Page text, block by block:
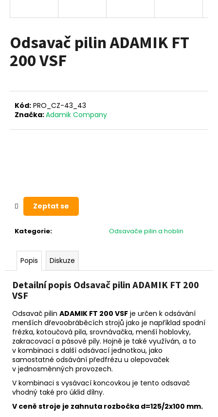
Odsavač pilin ADAMIK FT
200 VSF
Kód: PRO_CZ-43_43
Značka:Adamik Company
Kategorie: Odsavače pilin a hoblin
Zeptat se
Popis Diskuze
Detailní popis Odsavač pilin ADAMIK FT 200
VSF
Odsavač pilin ADAMIK FT 200 VSF je určen k odsávání
menších dřevoobráběcích strojů jako je například spodní
frézka, kotoučová pila, srovnávačka, menší hoblovky,
zakracovací a pásové pily. Hojně je také využíván, a to
v kombinaci s další odsávací jednotkou, jako
samostatné odsávání předfrézu u olepovaček
v jednosměnných provozech.
V kombinaci s vysávací koncovkou je tento odsavač
vhodný také pro úklid dílny.
V ceně stroje je zahnuta rozbočka d=125/2x100 mm.
í
t
?
HLEDAT
e